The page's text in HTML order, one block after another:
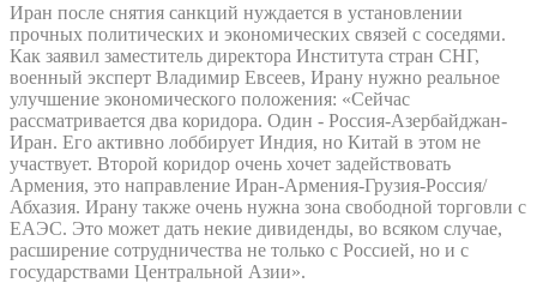
Иран после снятия санкций нуждается в установлении
прочных политических и экономических связей с соседями.
Как заявил заместитель директора Института стран СНГ,
военный эксперт Владимир Евсеев, Ирану нужно реальное
улучшение экономического положения: «Сейчас
рассматривается два коридора. Один - Россия-Азербайджан-
Иран. Его активно лоббирует Индия, но Китай в этом не
участвует. Второй коридор очень хочет задействовать
Армения, это направление Иран-Армения-Грузия-Россия/
Абхазия. Ирану также очень нужна зона свободной торговли с
ЕАЭС. Это может дать некие дивиденды, во всяком случае,
расширение сотрудничества не только с Россией, но и с
государствами Центральной Азии».